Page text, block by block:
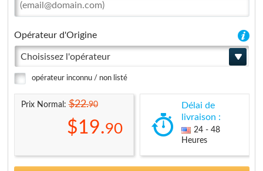
Opérateur d'Origine
Choisissez l'opérateur
opérateur inconnu / non listé
Prix Normal:$22.90
$19.90
Délai de
livraison :
24 - 48
Heures